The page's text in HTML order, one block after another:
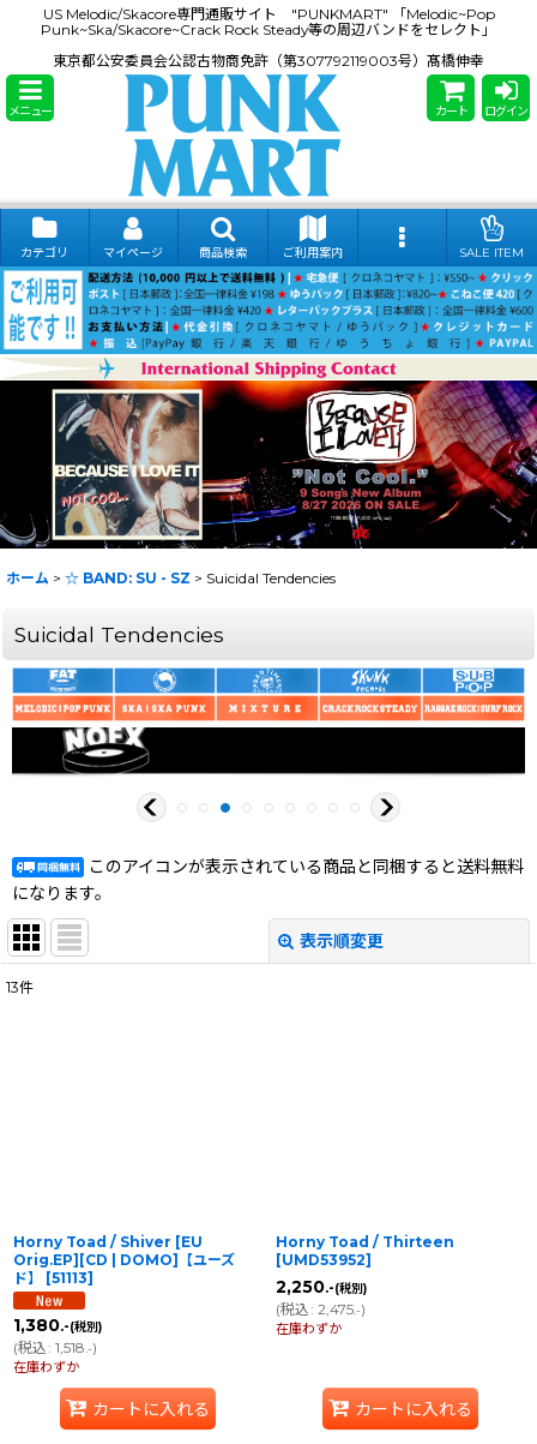
US Melodic/Skacore専門通販サイト "PUNKMART" 「Melodic~Pop
Punk~Ska/Skacore~Crack Rock Steady等の周辺バンドをセレクト」
東京都公安委員会公認古物商免許（第307792119003号）髙橋伸幸
メニュー カート ログイン
カテゴリ マイページ 商品検索 ご利用案内 SALE ITEM
ホーム > ☆ BAND: SU - SZ > Suicidal Tendencies
Suicidal Tendencies
このアイコンが表示されている商品と同梱すると送料無料
になります。
表示順変更
13件
Horny Toad / Shiver [EU
Orig.EP][CD | DOMO]【ユーズ
ド】
[51113]
1,380.-(税別)
(税込: 1,518.-)
在庫わずか
カートに入れる
Horny Toad / Thirteen
[UMD53952]
2,250.-(税別)
(税込: 2,475.-)
在庫わずか
カートに入れる